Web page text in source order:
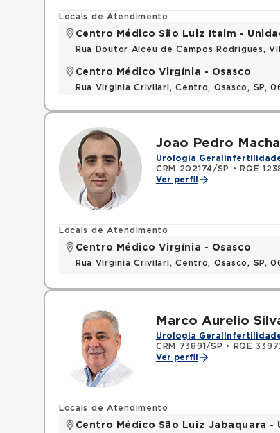
Locais de Atendimento
Centro Médico São Luiz Itaim -
Rua Doutor Alceu de Campos Rodrigues,
Centro Médico Virgínia - Osasco
Rua Virginia Crivilari, Centro, Osasco, SP,
Joao Pedro
Urologia Geral
CRM 202174/SP
• RQE
Ver perfil
Locais de Atendimento
Centro Médico Virgínia - Osasco
Rua Virginia Crivilari, Centro, Osasco, SP,
Marco Aurelio
Urologia Geral
CRM 73891/SP •
RQE
Ver perfil
Locais de Atendimento
Centro Médico São Luiz Jabaquara -